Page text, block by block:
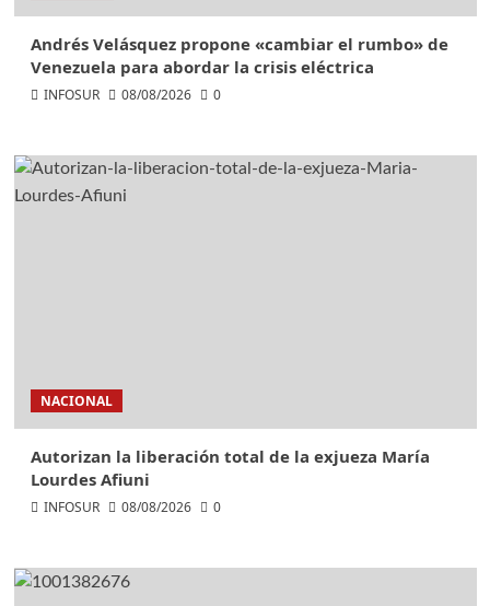
Andrés Velásquez propone «cambiar el rumbo» de
Venezuela para abordar la crisis eléctrica
INFOSUR 08/08/2026 0
NACIONAL
Autorizan la liberación total de la exjueza María
Lourdes Afiuni
INFOSUR 08/08/2026 0